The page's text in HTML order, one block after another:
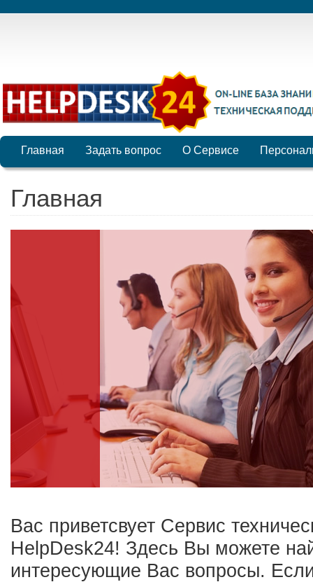
Главная Задать вопрос О Сервисе
Главная
Вас приветсвует Сервис
HelpDesk24! Здесь Вы можете
интересующие Вас вопросы.